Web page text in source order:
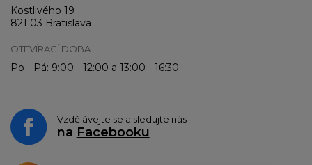
Kostlivého 19
821 03 Bratislava
OTEVÍRACÍ DOBA
Po - Pá: 9:00 - 12:00 a 13:00 - 16:30
Vzdělávejte se a sledujte nás
na Facebooku